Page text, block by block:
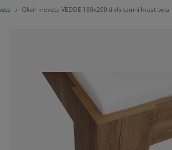
Okvir kreveta VEDDE 180x200 divlji tamni hrast boja